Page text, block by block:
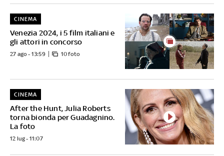
Venezia 2024, i 5 film italiani e
gli attori in concorso
CINEMA
27 ago - 13:59 10 foto
After the Hunt, Julia Roberts
torna bionda per Guadagnino.
La foto
CINEMA
12 lug - 11:07